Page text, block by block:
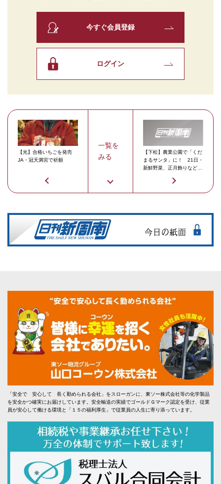
今すぐ会員登録
ログイン
【光】合格いちごを発売
JA・冠天満宮で祈願
一覧を
みる
【下松】農業公園で「くだ
まるサンタ」に！ 21日・
新鮮野菜、正月飾りなどの
「安全で 安心して 長く勤められる会社」をスローガンに、東ソー株式会社等の化学製品
を安全かつ確実にお届けしています。安全輸送の実績でゴールドＧマーク認定を受け、従業
員が安心して働ける環境と「１５の福利厚生」で従業員の人生に寄り添っています。